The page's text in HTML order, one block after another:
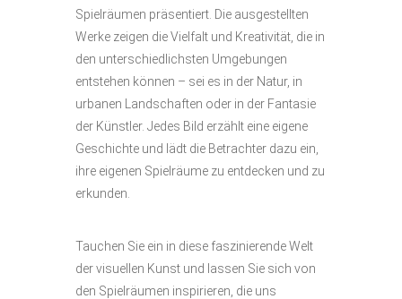
Spielräumen präsentiert. Die ausgestellten
Werke zeigen die Vielfalt und Kreativität, die in
den unterschiedlichsten Umgebungen
entstehen können – sei es in der Natur, in
urbanen Landschaften oder in der Fantasie
der Künstler. Jedes Bild erzählt eine eigene
Geschichte und lädt die Betrachter dazu ein,
ihre eigenen Spielräume zu entdecken und zu
erkunden.
Tauchen Sie ein in diese faszinierende Welt
der visuellen Kunst und lassen Sie sich von
den Spielräumen inspirieren, die uns